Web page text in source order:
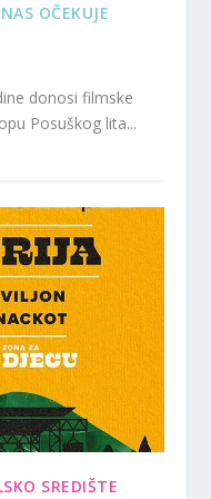
OČEKUJE
donosi filmske
Posuškog lita...
SREDIŠTE